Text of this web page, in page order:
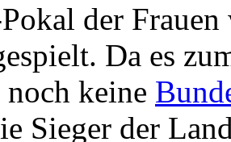
der Frauen
Da es
keine
Sieger der